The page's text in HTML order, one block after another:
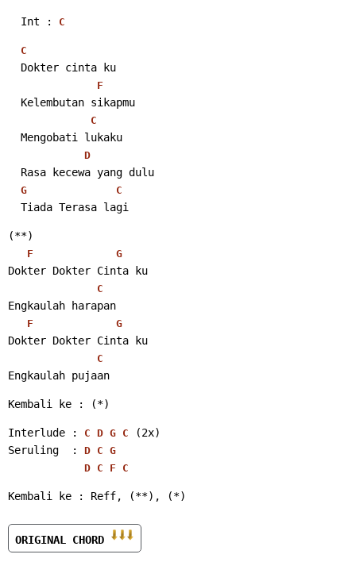
Int : C
C
Dokter cinta ku
F
Kelembutan sikapmu
C
Mengobati lukaku
D
Rasa kecewa yang dulu
G C
Tiada Terasa lagi
(**)
F G
Dokter Dokter Cinta ku
C
Engkaulah harapan
F G
Dokter Dokter Cinta ku
C
Engkaulah pujaan
Kembali ke : (*)
Interlude : C D G C (2x)
Seruling  : D C G
D C F C
Kembali ke : Reff, (**), (*)
ORIGINAL CHORD